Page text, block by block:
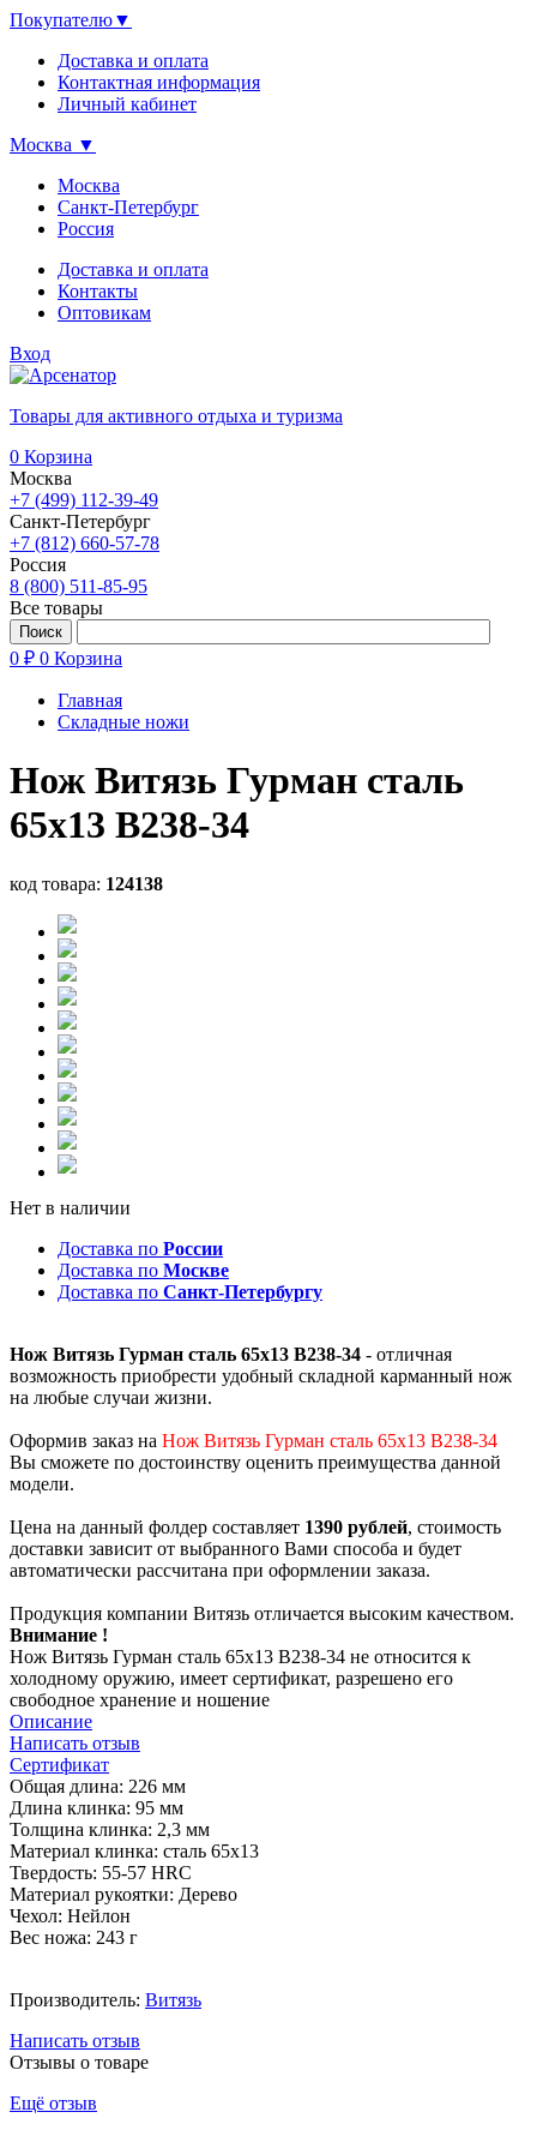
Покупателю▼
Доставка и оплата
Контактная информация
Личный кабинет
Москва ▼
Москва
Санкт-Петербург
Россия
Доставка и оплата
Контакты
Оптовикам
Вход
Товары для активного отдыха и туризма
0 Корзина
Москва
+7 (499) 112-39-49
Санкт-Петербург
+7 (812) 660-57-78
Россия
8 (800) 511-85-95
Все товары
0 ₽ 0 Корзина
Главная
Складные ножи
Нож Витязь Гурман сталь
65х13 B238-34
код товара: 124138
Нет в наличии
Доставка по России
Доставка по Москве
Доставка по Санкт-Петербургу
Нож Витязь Гурман сталь 65х13 B238-34 - отличная
возможность приобрести удобный складной карманный нож
на любые случаи жизни.
Оформив заказ на Нож Витязь Гурман сталь 65х13 B238-34
Вы сможете по достоинству оценить преимущества данной
модели.
Цена на данный фолдер составляет 1390 рублей, стоимость
доставки зависит от выбранного Вами способа и будет
автоматически рассчитана при оформлении заказа.
Продукция компании Витязь отличается высоким качеством.
Внимание !
Нож Витязь Гурман сталь 65х13 B238-34 не относится к
холодному оружию, имеет сертификат, разрешено его
свободное хранение и ношение
Описание
Написать отзыв
Сертификат
Общая длина: 226 мм
Длина клинка: 95 мм
Толщина клинка: 2,3 мм
Материал клинка: сталь 65х13
Твердость: 55-57 HRC
Материал рукоятки: Дерево
Чехол: Нейлон
Вес ножа: 243 г
Производитель: Витязь
Написать отзыв
Отзывы о товаре
Ещё отзыв